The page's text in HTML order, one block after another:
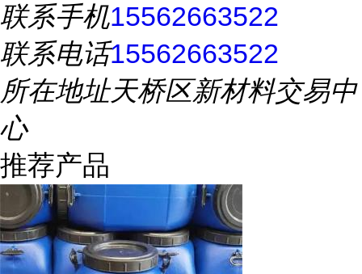
联系手机15562663522
联系电话15562663522
所在地址天桥区新材料交易中
心
推荐产品